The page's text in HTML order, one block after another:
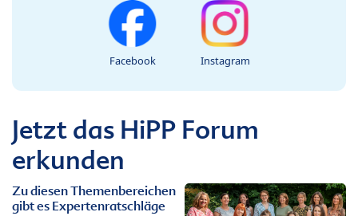
Facebook Instagram
Jetzt das HiPP Forum
erkunden
Zu diesen Themenbereichen
gibt es Expertenratschläge